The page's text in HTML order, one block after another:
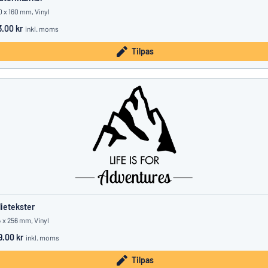
x 160 mm, Vinyl
kr inkl. moms
Tilpas
x 256 mm, Vinyl
kr inkl. moms
Tilpas